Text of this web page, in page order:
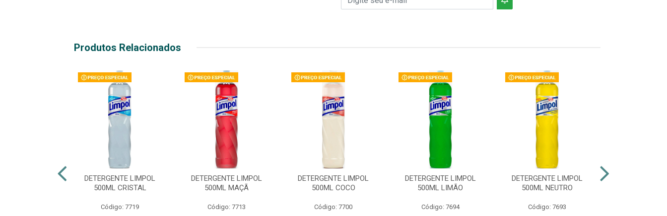
Produtos Relacionados
DETERGENTE LIMPOL
500ML CRISTAL
Código: 7719
DETERGENTE LIMPOL
500ML MAÇÃ
Código: 7713
DETERGENTE LIMPOL
500ML COCO
Código: 7700
DETERGENTE LIMPOL
500ML LIMÃO
Código: 7694
DETERGENTE LIMPOL
500ML NEUTRO
Código: 7693